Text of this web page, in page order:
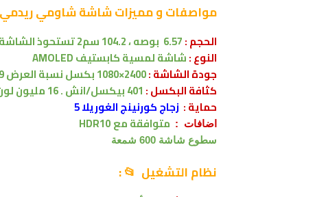
مواصفاتو مميزات شاشة شاوميريدمي Xiaomi Redmi 10X 5G
الحجم:6.57 بوصه ،104.2 سم2 تستحوذ الشاشة على
النوع :شاشة لمسيةكابستيفAMOLED
جودة الشاشة :2400×1080 بكسل
نسبة العرض 20:9
كثافة البكسل : 401 بيكسل/انش . 16 مليون لون .
حماية : زجاج كورنينج الغوريلا 5
اضافات : متوافقةمعHDR10
سطوع شاشة 600 شمعة
نظام التشغيل 📂: